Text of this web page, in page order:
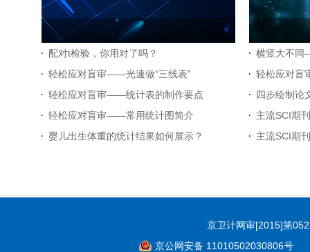
配对t检验，你用对了吗？
轻松应对盲审——光速做“三线表”
轻松应对盲审——统计表的制作要点
轻松应对盲审——常用统计图简介
婴儿出生体重的统计结果如何展示？
轻松应对
四步绘制论
主流SCI期
主流SCI期
京卫计网审[2015]第
京公网安备 11010502030806号